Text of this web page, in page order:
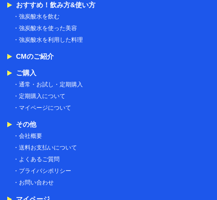
おすすめ！飲み方&使い方
強炭酸水を飲む
強炭酸水を使った美容
強炭酸水を利用した料理
CMのご紹介
ご購入
通常・お試し・定期購入
定期購入について
マイページについて
その他
会社概要
送料お支払いについて
よくあるご質問
プライバシポリシー
お問い合わせ